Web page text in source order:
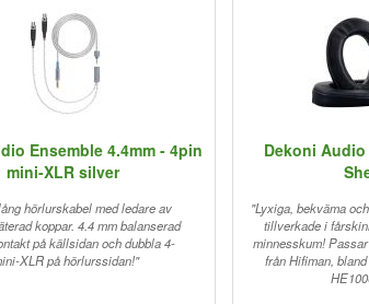
Ensemble 4.4mm - 4pin
mini-XLR silver
hörlurskabel med ledare av
koppar. 4.4 mm balanserad
på källsidan och dubbla 4-
XLR på hörlurssidan!"
Dekoni
"Lyxiga, bekväma
tillverkade i
minnesskum!
från Hifiman,